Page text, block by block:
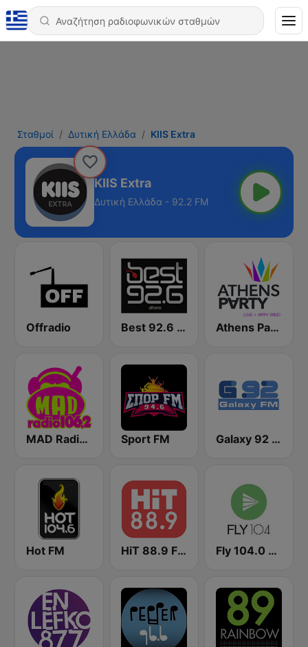
Σταθμοί Δυτική Ελλάδα KIIS Extra
KIIS Extra
Δυτική Ελλάδα - 92.2 FM
Offradio Best 92.6 FM Athens Party - Αθήναι
MAD Radio 106.2 FM Sport FM Galaxy 92 FM
Hot FM HiT 88.9 FM Fly 104.0 FM